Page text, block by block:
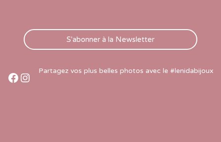
S'abonner à la Newsletter
Partagez vos plus belles photos avec le #lenidabijoux